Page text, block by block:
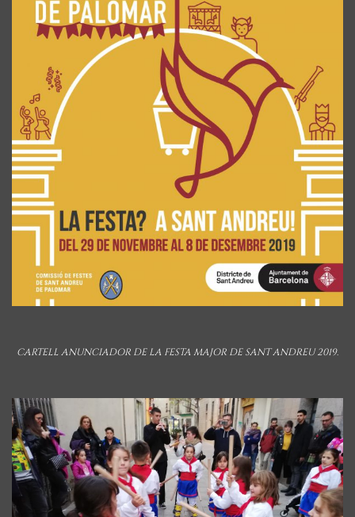
CARTELL ANUNCIADOR DE LA FESTA MAJOR DE SANT ANDREU 2019.